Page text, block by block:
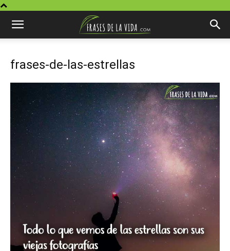
frases-de-las-estrellas